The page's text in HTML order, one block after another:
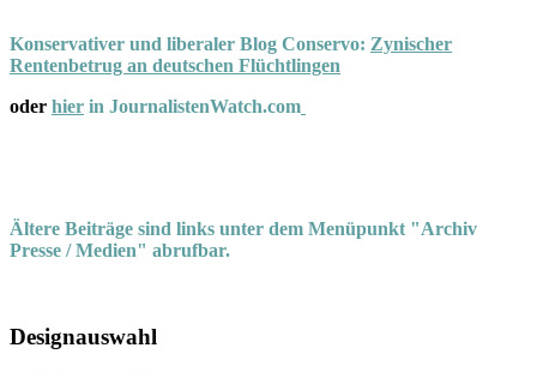
Konservativer und liberaler Blog Conservo: Zynischer
Rentenbetrug an deutschen Flüchtlingen
oder hier in JournalistenWatch.com
Ältere Beiträge sind links unter dem Menüpunkt "Archiv
Presse / Medien" abrufbar.
Designauswahl